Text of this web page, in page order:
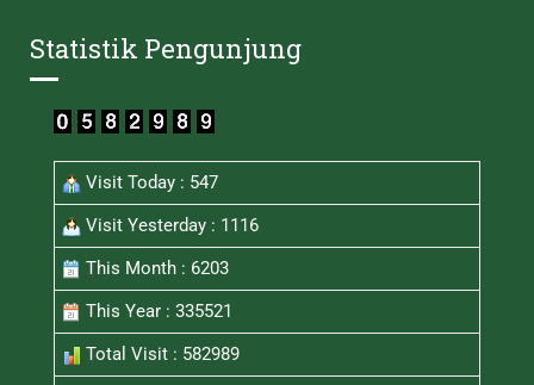
Statistik Pengunjung
Visit Today : 547
Visit Yesterday : 1116
This Month : 6203
This Year : 335521
Total Visit : 582989